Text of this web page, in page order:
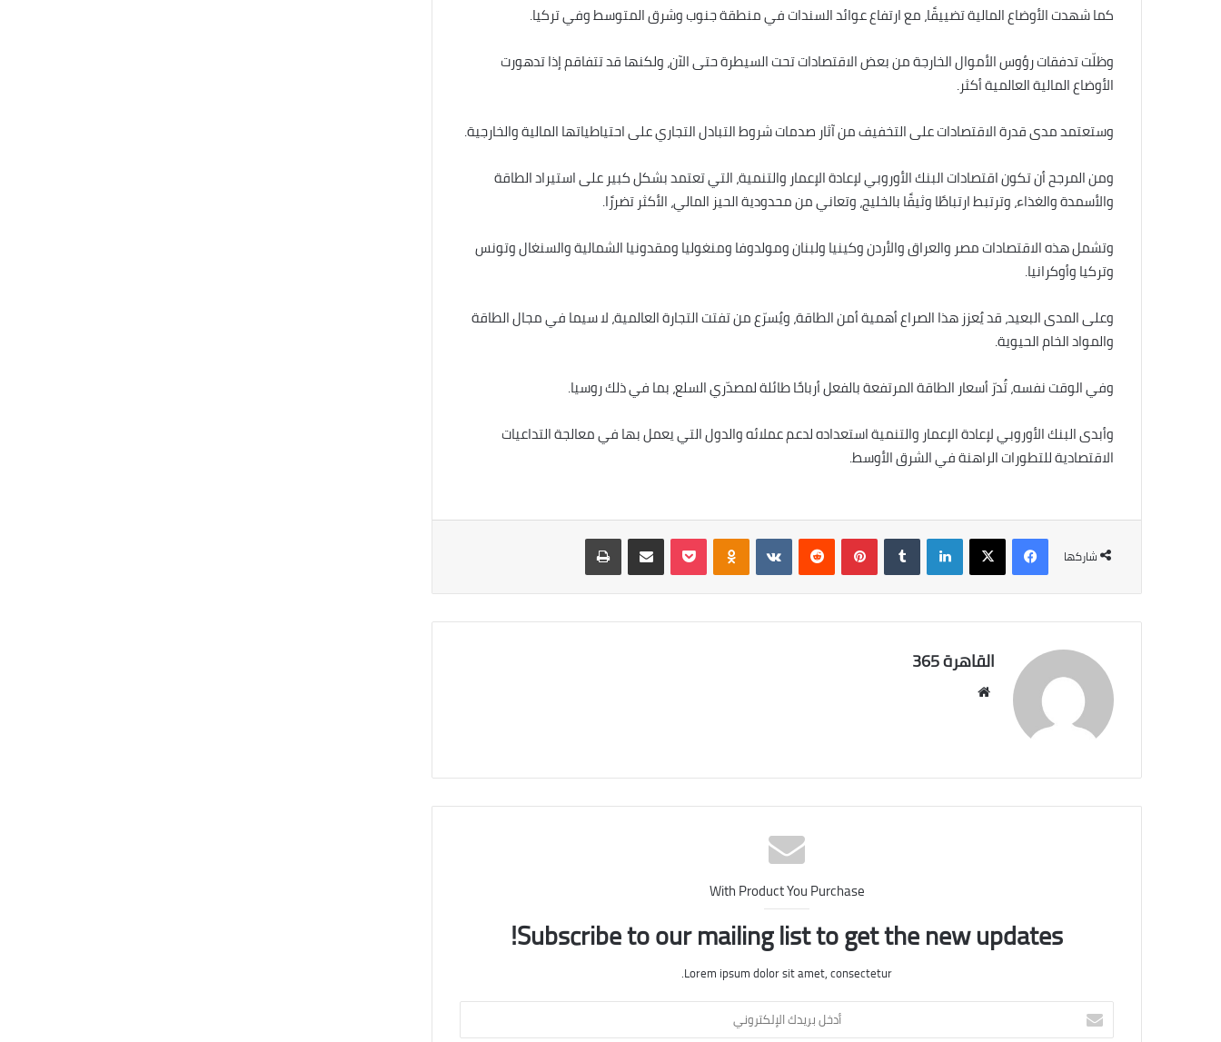
كما شهدت الأوضاع المالية تضييقًا، مع ارتفاع عوائد السندات في منطقة جنوب وشرق المتوسط ​​وفي تركيا.
وظلّت تدفقات رؤوس الأموال الخارجة من بعض الاقتصادات تحت السيطرة حتى الآن، ولكنها قد تتفاقم إذا تدهورت
الأوضاع المالية العالمية أكثر.
وستعتمد مدى قدرة الاقتصادات على التخفيف من آثار صدمات شروط التبادل التجاري على احتياطياتها المالية والخارجية.
ومن المرجح أن تكون اقتصادات البنك الأوروبي لإعادة الإعمار والتنمية، التي تعتمد بشكل كبير على استيراد الطاقة
والأسمدة والغذاء، وترتبط ارتباطًا وثيقًا بالخليج، وتعاني من محدودية الحيز المالي، الأكثر تضررًا.
وتشمل هذه الاقتصادات مصر والعراق والأردن وكينيا ولبنان ومولدوفا ومنغوليا ومقدونيا الشمالية والسنغال وتونس
وتركيا وأوكرانيا.
وعلى المدى البعيد، قد يُعزز هذا الصراع أهمية أمن الطاقة، ويُسرّع من تفتت التجارة العالمية، لا سيما في مجال الطاقة
والمواد الخام الحيوية.
وفي الوقت نفسه، تُدرّ أسعار الطاقة المرتفعة بالفعل أرباحًا طائلة لمصدّري السلع، بما في ذلك روسيا.
وأبدى البنك الأوروبي لإعادة الإعمار والتنمية استعداده لدعم عملائه والدول التي يعمل بها في معالجة التداعيات
الاقتصادية للتطورات الراهنة في الشرق الأوسط.
شاركها
فيسبوك‫X لينكدإن بينتيريست Odnoklassniki
‫Pocket مشاركة عبر البريد طباعة
القاهرة 365
With Product You Purchase
Subscribe to our mailing list to get the new updates!
Lorem ipsum dolor sit amet, consectetur.
أدخل
بريدك